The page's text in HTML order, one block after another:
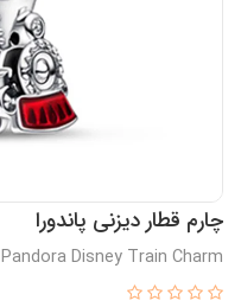
چارم قطار دیزنی پاندورا
Pandora Disney Train Charm